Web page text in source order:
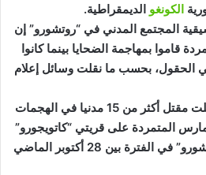
الكونغو الديمقراطية.
المجتمع المدني في “روتشورو” إن
المتمردة قاموا بمهاجمة الضحايا بينما كانوا
الحقول، بحسب ما نقلت وسائل إعلام
وأشار إلى أن التنسيقية سجلت مقتل أكثر من 15 مدنيا في الهجمات
شنها عناصر حركة 23 مارس المتمردة على قريتي “كاتويجورو”
و”كيسيجورو” في إقليم “روتشورو” في الفترة بين 28 أكتوبر الماضي